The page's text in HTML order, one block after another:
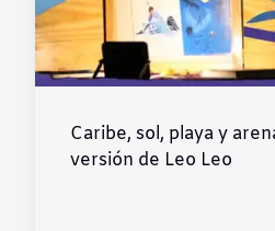
Caribe, sol, playa y
versión de Leo Leo